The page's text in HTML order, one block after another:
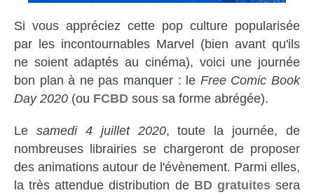
Si vous appréciez cette pop culture popularisée
par les incontournables Marvel (bien avant qu'ils
ne soient adaptés au cinéma), voici une journée
bon plan à ne pas manquer : le Free Comic Book
Day 2020 (ou FCBD sous sa forme abrégée).
Le samedi 4 juillet 2020, toute la journée, de
nombreuses librairies se chargeront de proposer
des animations autour de l'évènement. Parmi elles,
la très attendue distribution de BD gratuitessera